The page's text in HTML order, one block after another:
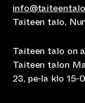
Taiteen talo,
Taiteen talo on
Taiteen talon
23, pe-la klo 15-